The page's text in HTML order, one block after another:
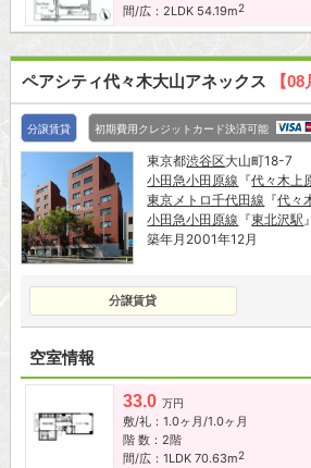
間/広：2LDK 54.19m2
ペアシティ代々木大山アネックス 【
分譲賃貸 初期費用クレジットカード決済可能
東京都渋谷区大山町18-7
小田急小田原線 『代々木上
東京メトロ千代田線 『代々
小田急小田原線 『東北沢駅
築年月2001年12月
分譲賃貸
空室情報
33.0 万円
敷/礼：1.0ヶ月/1.0ヶ月
階 数：2階
間/広：1LDK 70.63m2